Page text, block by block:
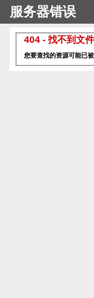
服务器错误
404 - 找不到文件
您要查找的资源可能已